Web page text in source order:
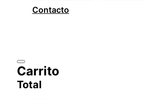
Contacto
Carrito
Total